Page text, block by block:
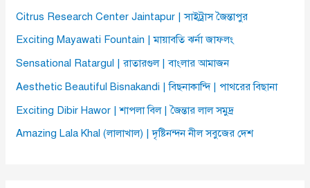
Citrus Research Center Jaintapur | সাইট্রাস জৈন্তাপুর
Exciting Mayawati Fountain | মায়াবতি ঝর্না জাফলং
Sensational Ratargul | রাতারগুল | বাংলার আমাজন
Aesthetic Beautiful Bisnakandi | বিছনাকান্দি | পাথরের বিছানা
Exciting Dibir Hawor | শাপলা বিল | জৈন্তার লাল সমুদ্র
Amazing Lala Khal (লালাখাল) | দৃষ্টিনন্দন নীল সবুজের দেশ